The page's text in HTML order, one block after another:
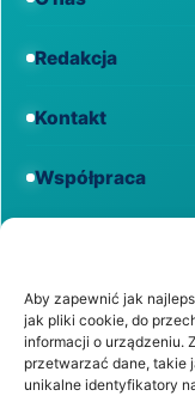
Aby zapewnić jak
jak pliki cookie, do
informacji o urządzeniu.
przetwarzać dane, takie
unikalne identyfikatory
Redakcja
Kontakt
Współpraca
Regulamin